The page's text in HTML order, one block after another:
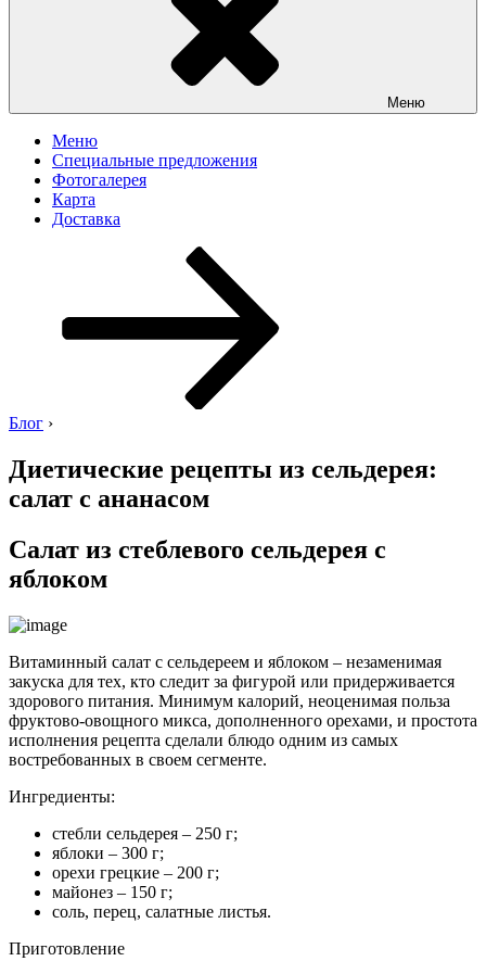
Меню
Меню
Специальные предложения
Фотогалерея
Карта
Доставка
Блог ›
Диетические рецепты из сельдерея:
салат с ананасом
Салат из стеблевого сельдерея с
яблоком
Витаминный салат с сельдереем и яблоком – незаменимая
закуска для тех, кто следит за фигурой или придерживается
здорового питания. Минимум калорий, неоценимая польза
фруктово-овощного микса, дополненного орехами, и простота
исполнения рецепта сделали блюдо одним из самых
востребованных в своем сегменте.
Ингредиенты:
стебли сельдерея – 250 г;
яблоки – 300 г;
орехи грецкие – 200 г;
майонез – 150 г;
соль, перец, салатные листья.
Приготовление